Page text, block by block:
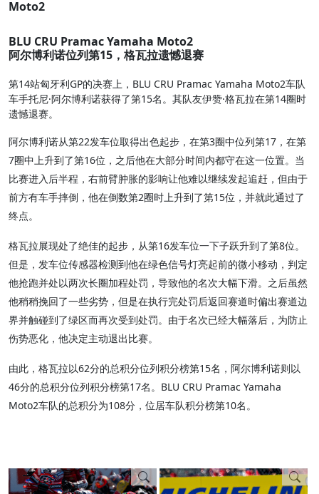
Moto2
BLU CRU Pramac Yamaha Moto2
阿尔博利诺位列第15，格瓦拉遗憾退赛
第14站匈牙利GP的决赛上，BLU CRU Pramac Yamaha Moto2车队
车手托尼·阿尔博利诺获得了第15名。其队友伊赞·格瓦拉在第14圈时
遗憾退赛。
阿尔博利诺从第22发车位取得出色起步，在第3圈中位列第17，在第
7圈中上升到了第16位，之后他在大部分时间内都守在这一位置。当
比赛进入后半程，右前臂肿胀的影响让他难以继续发起追赶，但由于
前方有车手摔倒，他在倒数第2圈时上升到了第15位，并就此通过了
终点。
格瓦拉展现处了绝佳的起步，从第16发车位一下子跃升到了第8位。
但是，发车位传感器检测到他在绿色信号灯亮起前的微小移动，判定
他抢跑并处以两次长圈加程处罚，导致他的名次大幅下滑。之后虽然
他稍稍挽回了一些劣势，但是在执行完处罚后返回赛道时偏出赛道边
界并触碰到了绿区而再次受到处罚。由于名次已经大幅落后，为防止
伤势恶化，他决定主动退出比赛。
由此，格瓦拉以62分的总积分位列积分榜第15名，阿尔博利诺则以
46分的总积分位列积分榜第17名。BLU CRU Pramac Yamaha
Moto2车队的总积分为108分，位居车队积分榜第10名。